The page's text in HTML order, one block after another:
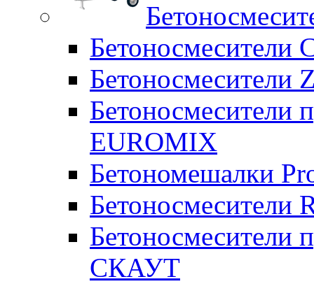
Бетоносмесители
Бетоносмесители
Бетоносмесители
EUROMIX
Бетономешалки
Бетоносмесители
Бетоносмесители
СКАУТ